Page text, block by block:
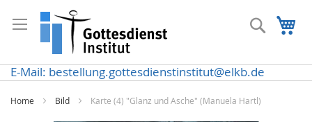
zum
Inhalt
Suche
E-Mail: bestellung.gottesdienstinstitut@elkb.de
Home Bild Karte (4) "Glanz und Asche" (Manuela Hartl)